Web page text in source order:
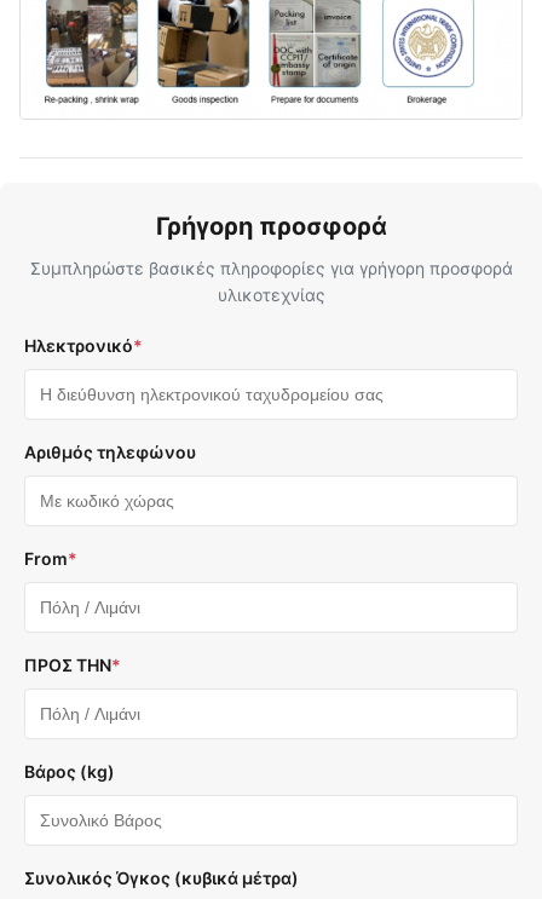
Γρήγορη προσφορά
Συμπληρώστε βασικές πληροφορίες για γρήγορη προσφορά
υλικοτεχνίας
Ηλεκτρονικό*
Αριθμός τηλεφώνου
From*
ΠΡΟΣ ΤΗΝ*
Βάρος (kg)
Συνολικός Όγκος (κυβικά μέτρα)